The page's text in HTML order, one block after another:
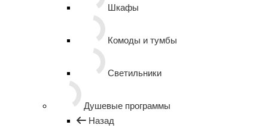
Шкафы
Комоды и тумбы
Светильники
Душевые программы
Назад